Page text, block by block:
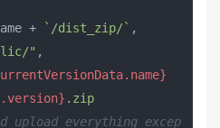
+ `/dist_zip/` ,
" ,
.zip
upload everything excep